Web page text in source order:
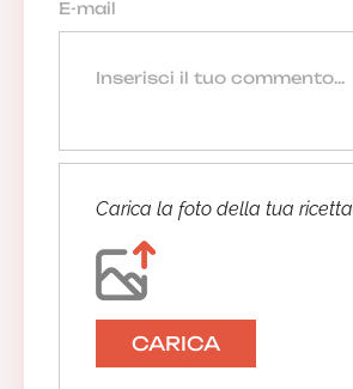
Carica la foto della tua ricetta
CARICA